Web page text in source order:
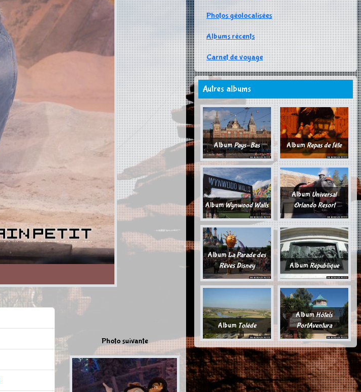
Photo suivante
Photos géolocalisées
Albums récents
Carnet de voyage
Autres albums
AlbumPays-Bas AlbumRepas de fête
AlbumWynwood Walls
AlbumUniversal
Orlando Resort
AlbumLa Parade des
Rêves Disney
AlbumRépublique
Album Tolède
AlbumHôtels
PortAventura